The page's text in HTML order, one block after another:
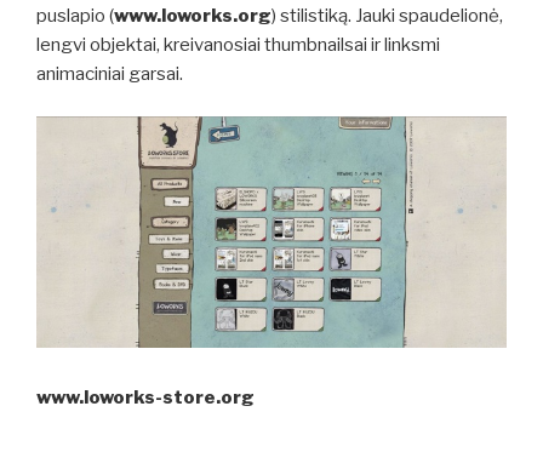
puslapio (www.loworks.org) stilistiką. Jauki spaudelionė,
lengvi objektai, kreivanosiai thumbnailsai ir linksmi
animaciniai garsai.
www.loworks-store.org